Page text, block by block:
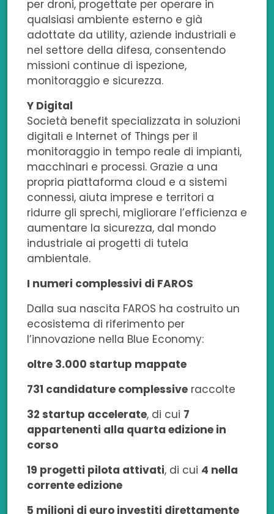
per droni, progettate per operare in
qualsiasi ambiente esterno e già
adottate da utility, aziende industriali e
nel settore della difesa, consentendo
missioni continue di ispezione,
monitoraggio e sicurezza.
Y Digital
Società benefit specializzata in soluzioni
digitali e Internet of Things per il
monitoraggio in tempo reale di impianti,
macchinari e processi. Grazie a una
propria piattaforma cloud e a sistemi
connessi, aiuta imprese e territori a
ridurre gli sprechi, migliorare l’efficienza e
aumentare la sicurezza, dal mondo
industriale ai progetti di tutela
ambientale.
I numeri complessivi di FAROS
Dalla sua nascita FAROS ha costruito un
ecosistema di riferimento per
l’innovazione nella Blue Economy:
oltre 3.000 startup mappate
731 candidature complessive raccolte
32 startup accelerate, di cui 7
appartenenti alla quarta edizione in
corso
19 progetti pilota attivati, di cui 4 nella
corrente edizione
5 milioni di euro investiti direttamente